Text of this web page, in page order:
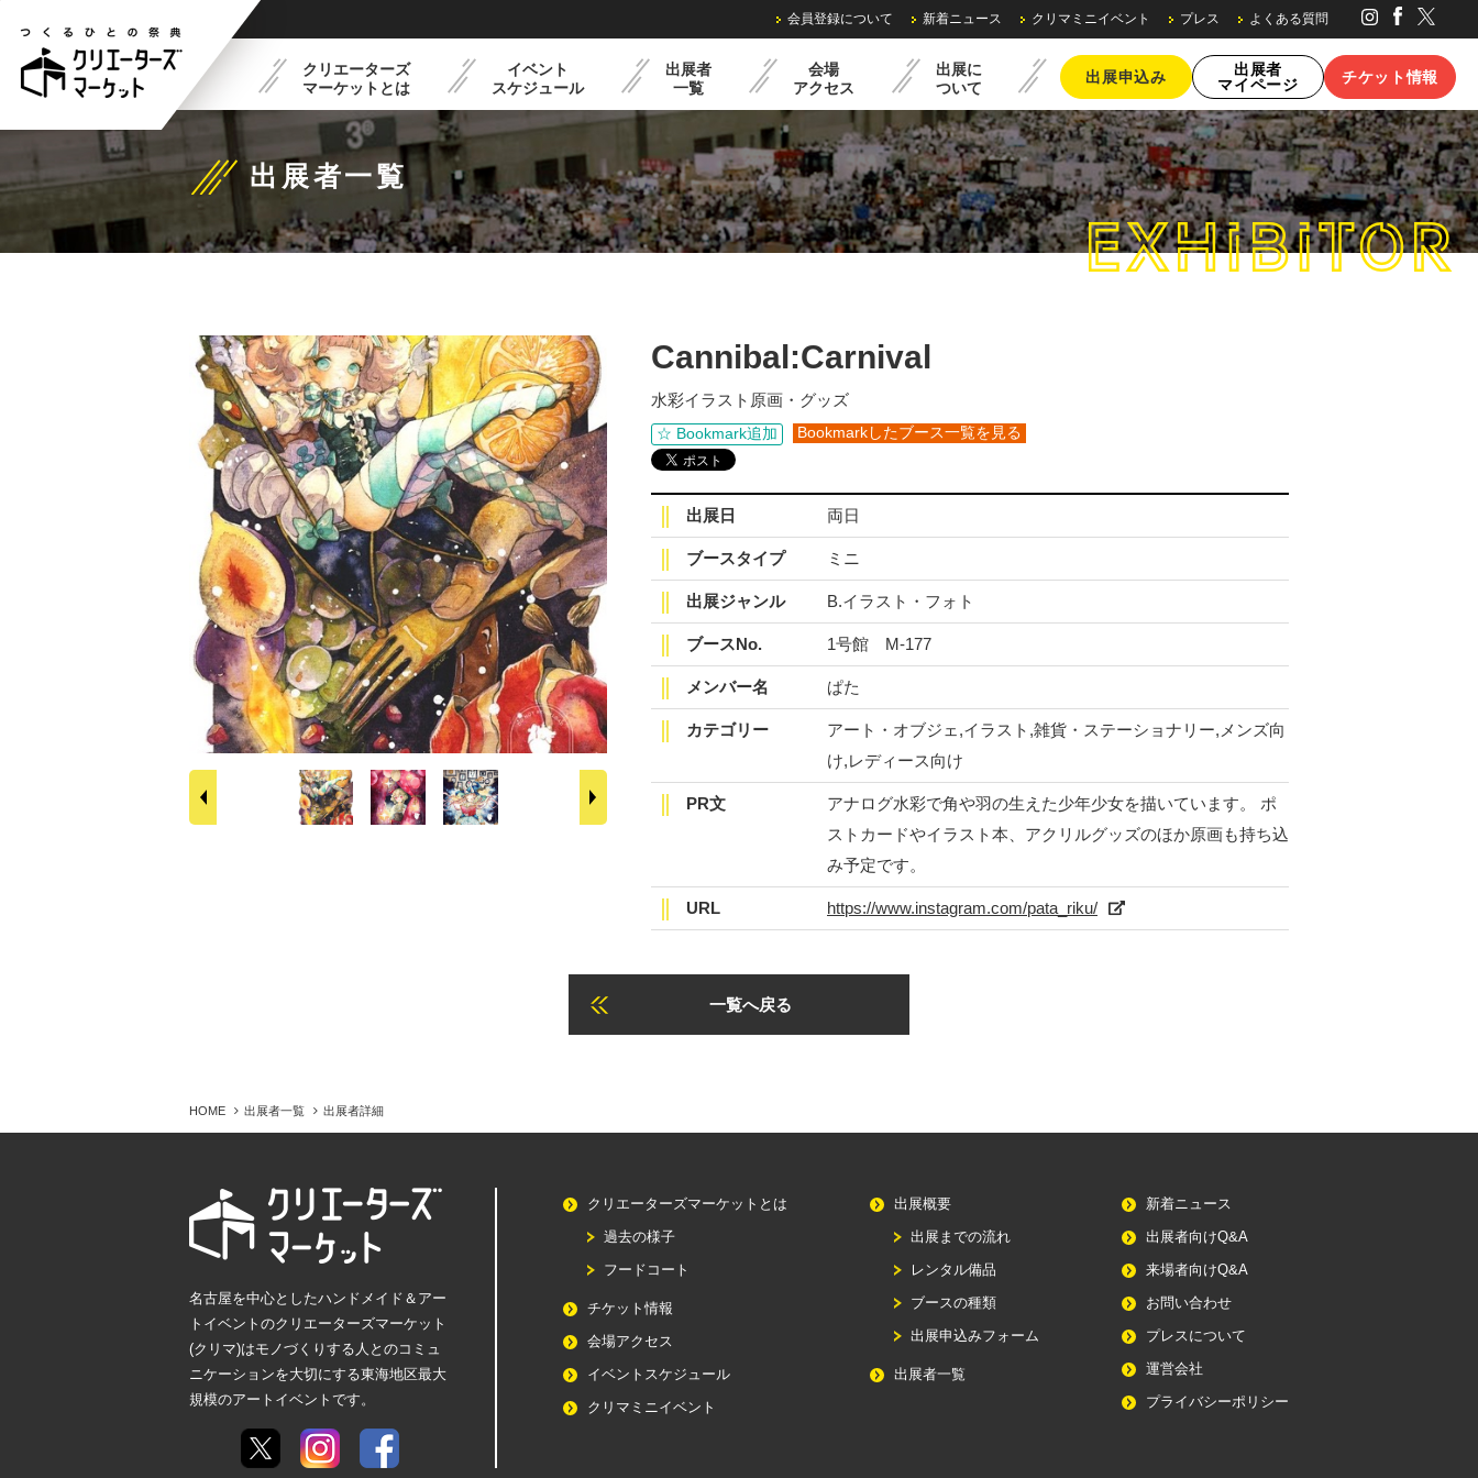
クリエーターズ
マーケットとは
リエーターズマーケット
とは
フードコート紹介 過去の様子
イベント
スケジュール
最新イベントスケジュール クリマミニイベント
出展者
一覧
会場
アクセス
出展に
ついて
出展概要 出展までの流れ レンタル備品・料金 ブースの種類・料金
出展申込み
出展者
マイページ
チケット情報
会員登録について 新着ニュース クリマミニイベント プレス よくある質問
出展者一覧
EXHIBITOR
Cannibal:Carnival
水彩イラスト原画・グッズ
☆ Bookmark追加 Bookmarkしたブース一覧を見る
出展日 両日
ブースタイプ ミニ
出展ジャンル B.イラスト・フォト
ブースNo. 1号館 M-177
メンバー名 ぱた
カテゴリー
アート・オブジェ,イラスト,雑貨・ステーショナリー,メンズ向
け,レディース向け
PR文
アナログ水彩で角や羽の生えた少年少女を描いています。 ポ
ストカードやイラスト本、アクリルグッズのほか原画も持ち込
み予定です。
URL https://www.instagram.com/pata_riku/
一覧へ戻る
HOME 出展者一覧 出展者詳細
名古屋を中心としたハンドメイド＆アー
トイベントのクリエーターズマーケット
(クリマ)はモノづくりする人とのコミュ
ニケーションを大切にする東海地区最大
規模のアートイベントです。
クリエーターズマーケットとは
過去の様子
フードコート
チケット情報
会場アクセス
イベントスケジュール
クリマミニイベント
出展概要
出展までの流れ
レンタル備品
ブースの種類
出展申込みフォーム
出展者一覧
新着ニュース
出展者向けQ&A
来場者向けQ&A
お問い合わせ
プレスについて
運営会社
プライバシーポリシー